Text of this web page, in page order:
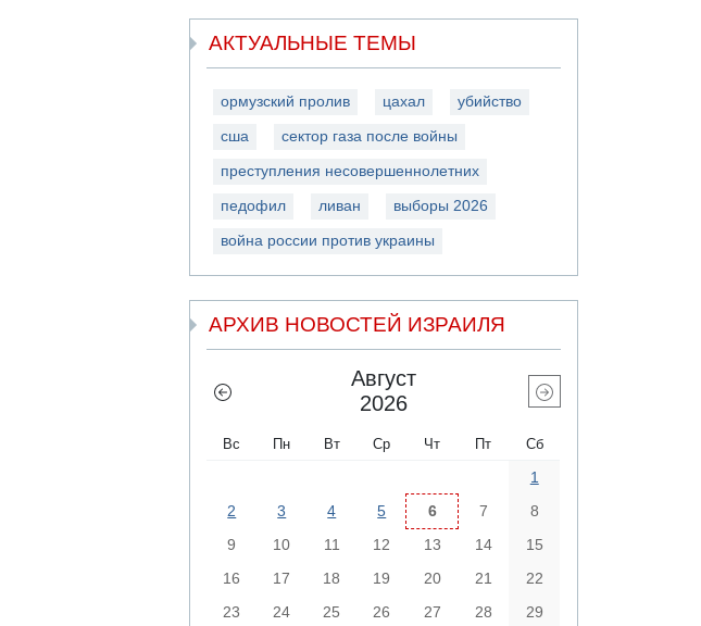
АКТУАЛЬНЫЕ ТЕМЫ
ормузский пролив цахал убийство
сша сектор газа после войны
преступления несовершеннолетних
педофил ливан выборы 2026
война россии против украины
АРХИВ НОВОСТЕЙ ИЗРАИЛЯ
Август
2026
Вс Пн Вт Ср Чт Пт Сб
1
2
3 4 5 6 7
8
9
10 11 12 13 14
15
16
17 18 19 20 21
22
23
24 25 26 27 28 29